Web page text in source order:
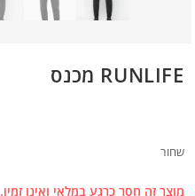
RUNLIFE מכנס
שחור
מוצר זה חסר כרגע במלאי ואינו זמין.